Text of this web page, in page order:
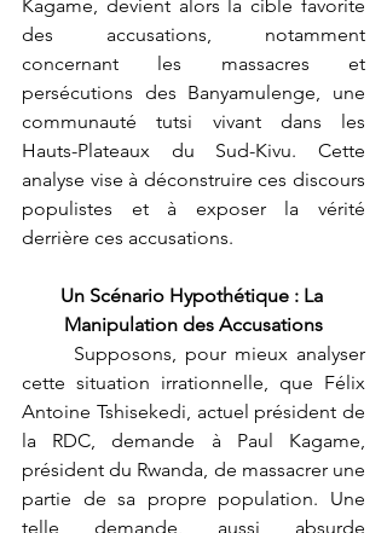
Kagame, devient alors la cible favorite
des accusations, notamment
concernant les massacres et
persécutions des Banyamulenge, une
communauté tutsi vivant dans les
Hauts-Plateaux du Sud-Kivu. Cette
analyse vise à déconstruire ces discours
populistes et à exposer la vérité
derrière ces accusations.
Un Scénario Hypothétique : La
Manipulation des Accusations
cette situation irrationnelle, que Félix
Antoine Tshisekedi, actuel président de
la RDC, demande à Paul Kagame,
président du Rwanda, de massacrer une
partie de sa propre population. Une
telle demande, aussi absurde